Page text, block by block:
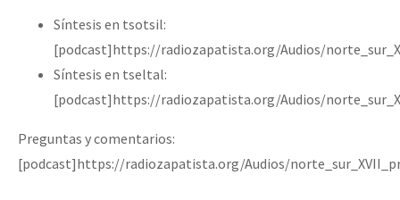
Síntesis en tsotsil:
[podcast]https://radiozapatista.org/Audios/
Síntesis en tseltal:
[podcast]https://radiozapatista.org/Audios/
Preguntas y comentarios:
[podcast]https://radiozapatista.org/Audios/